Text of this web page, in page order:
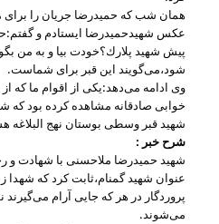
همان شب كه حمیدرضا جریان را برای
عكس شهیدحمیدرضا ایستادم و
پیش شهید پلارك؟خودت بیا و به من
شود،‌می‌گویند این قبر برای شماست.
وی ادامه می‌دهد:یكی از اقوام ما كه
خوابی صادقانه مشاهده كرده بود كه
شهید قبر وسطی بوستان نهج البلاغه
شرح خبر :
‌عنوان شهید گمنام،ثابت كرد كه شهدا
پروردگار در هر كه جایی آرام
می‌شوند.